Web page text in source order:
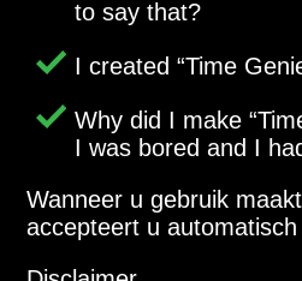
to say that?
I created Time
Why did I make
I was bored and I
Wanneer u gebruik
accepteert u